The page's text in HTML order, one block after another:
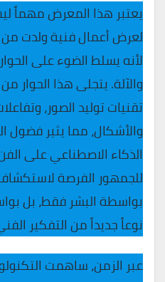
يعتبر هذا المعرض مهماً
لعرض أعمال فنية ولدت من
لأنه يسلط الضوء على
والآلة. يتجلى هذا
تقنيات توليد الصور،
والأشكال، مما يثير فضول
الذكاء الاصطناعي على
للجمهور الفرصة لاستكشاف
بواسطة البشر فقط، بل
نوعاً جديداً من التفكير
عبر الزمن، ساهمت